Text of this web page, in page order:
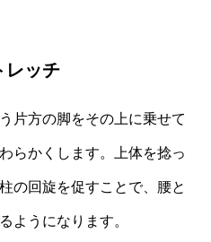
レッチ
片方の脚をその上に乗せて
らかくします。上体を捻っ
の回旋を促すことで、腰と
ようになります。